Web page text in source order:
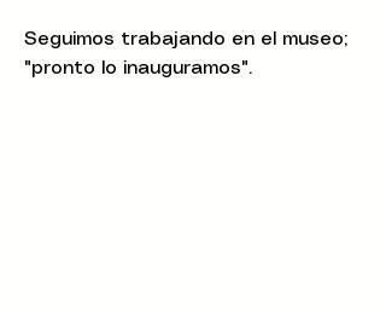
Seguimos trabajando en el museo;
"pronto lo inauguramos".